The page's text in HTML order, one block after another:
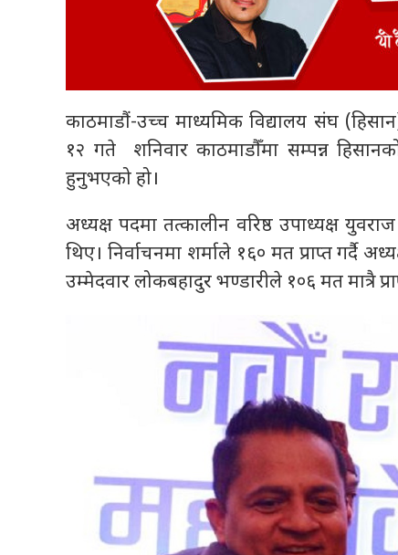
काठमाडौं-उच्च माध्यमिक विद्यालय संघ
१२ गते शनिवार काठमाडौँमा सम्पन्न हिसानको
हुनुभएको हो।
अध्यक्ष पदमा तत्कालीन वरिष्ठ उपाध्यक्ष
थिए। निर्वाचनमा शर्माले १६० मत प्राप्त गर्दै
उम्मेदवार लोकबहादुर भण्डारीले १०६ मत मात्रै